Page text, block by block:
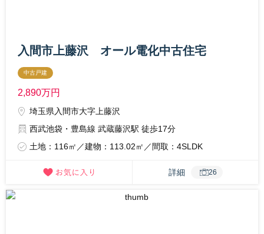
入間市上藤沢 オール電化中古住宅
中古戸建
2,890万円
埼玉県入間市大字上藤沢
西武池袋・豊島線 武蔵藤沢駅 徒歩17分
土地：116㎡／建物：113.02㎡／間取：4SLDK
詳細 26